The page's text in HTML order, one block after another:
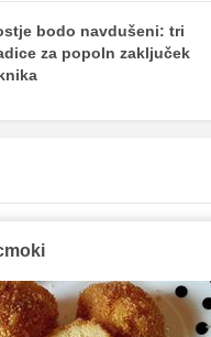
bodo navdušeni: tri
za popoln zaključek